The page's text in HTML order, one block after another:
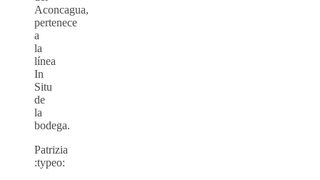
Aconcagua,
pertenece
a
la
línea
In
Situ
de
la
bodega.
Patrizia
:typeo: